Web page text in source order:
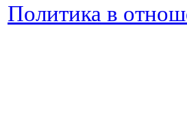
Политика в